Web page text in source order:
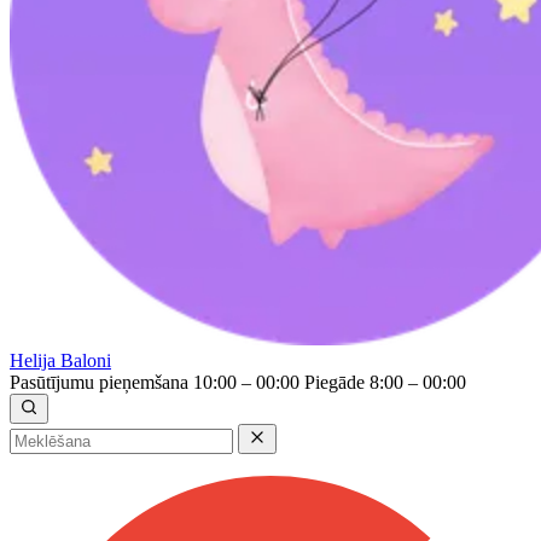
Helija Baloni
Pasūtījumu pieņemšana 10:00 – 00:00 Piegāde 8:00 – 00:00